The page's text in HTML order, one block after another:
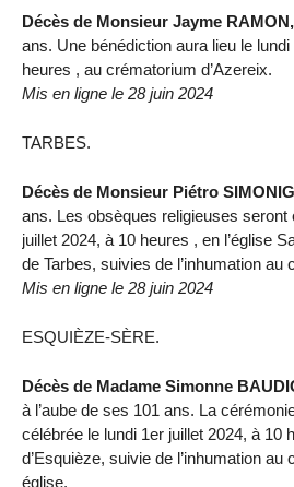
Décès de Monsieur Jayme RAMON,
ans. Une bénédiction aura lieu le
heures , au crématorium d’Azereix.
Mis en ligne le 28 juin 2024
TARBES.
Décès de Monsieur Piétro
ans. Les obsèques religieuses seront
juillet 2024, à 10 heures , en l’église
de Tarbes, suivies de l’inhumation au
Mis en ligne le 28 juin 2024
ESQUIÈZE-SÈRE.
Décès de Madame Simonne
à l’aube de ses 101 ans. La
célébrée le lundi 1er juillet 2024, à 10
d’Esquièze, suivie de l’inhumation
église.